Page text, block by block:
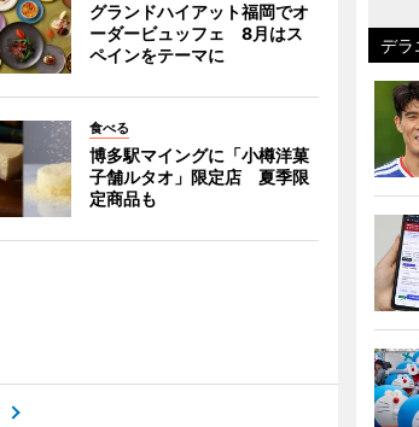
グランドハイアット福岡でオ
ーダービュッフェ 8月はス
ペインをテーマに
食べる
博多駅マイングに「小樽洋菓
子舗ルタオ」限定店 夏季限
定商品も
デラ